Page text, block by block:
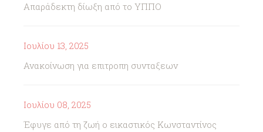
Απαράδεκτη δίωξη από το ΥΠΠΟ
Ιουλίου 13, 2025
Ανακοίνωση για επιτροπη συνταξεων
Ιουλίου 08, 2025
Έφυγε από τη ζωή ο εικαστικός Κωνσταντίνος